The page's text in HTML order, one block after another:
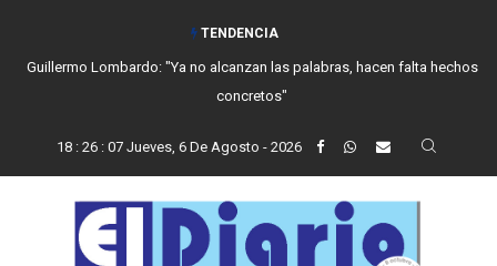
TENDENCIA
Guillermo Lombardo: "Ya no alcanzan las palabras, hacen falta hechos
concretos"
18: 26: 08 Jueves, 6 De Agosto - 2026